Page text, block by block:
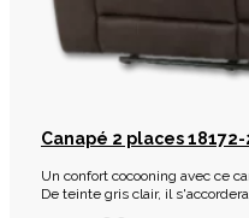
Canapé 2 places
Un confort cocooning avec ce
De teinte gris clair, il